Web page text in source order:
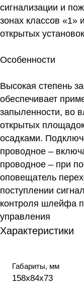
сигнализации и
зонах классов «1»
открытых установок
Особенности
Высокая степень
обеспечивает
запыленности, во
открытых
осадками.
проводное –
проводное – при
оповещатель
поступлении
контроля шлейфа
управления
Характеристики
Габариты, мм
158х84х73